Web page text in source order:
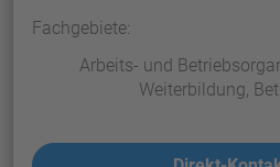
Fachgebiete:
Arbeits- und
Weiterbildung,